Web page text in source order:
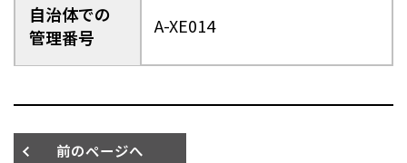
自治体での
管理番号
A-XE014
前のページへ